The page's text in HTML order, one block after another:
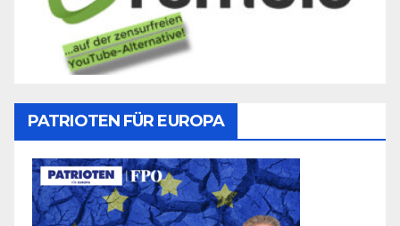
PATRIOTEN FÜR EUROPA